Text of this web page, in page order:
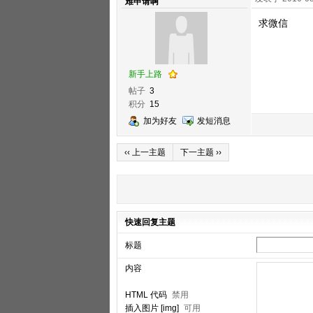
新手上路
帖子 3
积分 15
加为好友
发短消息
求微信
‹‹ 上一主题 下一主题 ››
快速回复主题
标题
内容
HTML 代码 禁用
插入图片 [img] 可用